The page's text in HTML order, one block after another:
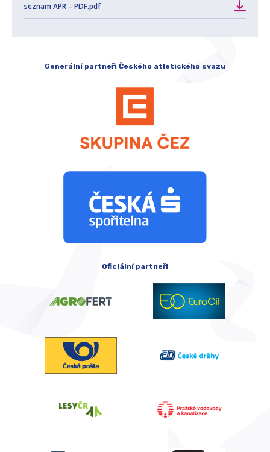
seznam APR – PDF.pdf
Generální partneři Českého atletického svazu
Oficiální partneři